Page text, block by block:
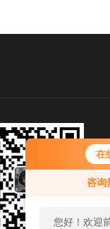
在
咨询
您好！欢迎